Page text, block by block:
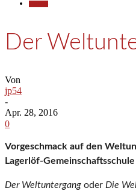
Der
Von
jp54
-
Apr. 28, 2016
0
Vorgeschmack auf den
Lagerlöf-Gemeinschaftsschule
Der Weltuntergang oder Die